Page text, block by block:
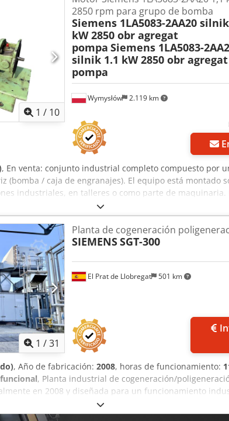
en ATEX Ex II 2G Protección PTC ESTADO Muy buen
desgaste visible de almacenamiento Técnicamente
industriales Sistemas HVAC Circuitos de agua y líquidos
de explosión)
1 / 10
Wymysłów 2.119 km
2850 rpm para grupo de bomba
Siemens 1LA5083-2AA20
kW 2850 obr agregat
pompa Siemens 1LA5083-
silnik 1.1 kW 2850 obr agregat
pompa
, En venta: conjunto industrial completo compuesto por
(bomba / caja de engranajes). El equipo está montado
industriales, en talleres o como parte de maquinaria.
Siemens Modelo: 1LA5083-2AA20 Potencia: 1,1
V Frecuencia: 50 Hz Grado de protección: IP54 Tipo
visibles de uso (raspones, marcas en la pintura).
Un pequeño componente plástico en la caja de
el funcionamiento del equipo.
1 /31
El Prat de Llobregat 501 km
Planta de cogeneración
SIEMENSSGT-300
, Año de fabricación: 2008, horas de funcionamiento:
, Planta industrial de cogeneración/
en 2008 y diseñada para un funcionamiento
de gas de eje único Siemens SGT-300 con tecnología
completo de recuperación de calor residual